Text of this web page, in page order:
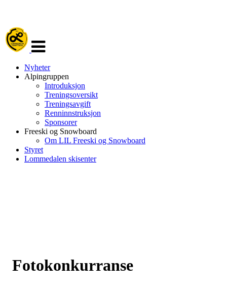
navigasjon
Nyheter
Alpingruppen
Introduksjon
Treningsoversikt
Treningsavgift
Renninnstruksjon
Sponsorer
Freeski og Snowboard
Om LIL Freeski og Snowboard
Styret
Lommedalen skisenter
Fotokonkurranse